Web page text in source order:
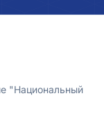
"Национальный